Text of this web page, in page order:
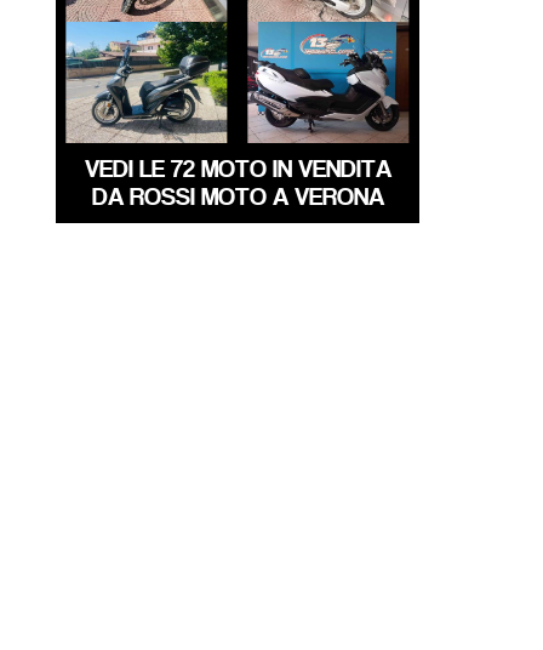
HONDA SH
€ 2.390 €
SUZUKI
BURGMAN-650
€ 5.890 €
VEDI LE 72 MOTO IN VENDITA
DA ROSSI MOTO A VERONA